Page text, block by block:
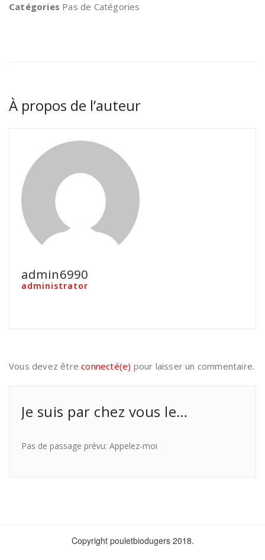
Catégories Pas de Catégories
À propos de l’auteur
admin6990
administrator
Vous devez êtreconnecté(e) pour laisser un commentaire.
Je suis par chez vous le…
Pas de passage prévu: Appelez-moi
Copyright pouletbiodugers 2018.